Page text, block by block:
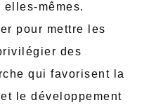
elles-mêmes.
pour mettre les
des
qui favorisent la
le développement